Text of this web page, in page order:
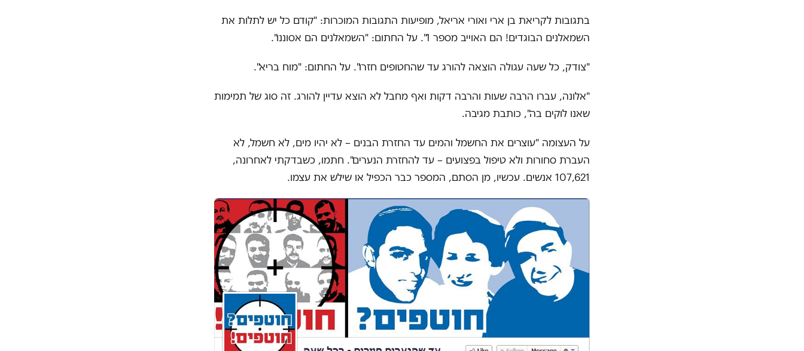
בתגובות לקריאת בן ארי ואורי אריאל, מופיעות התגובות המוכרות: "קודם כל יש לתלות את
השמאלנים הבוגדים! הם האוייב מספר 1". על החתום: "השמאלנים הם אסוננו".
"צודק, כל שעה עגולה הוצאה להורג עד שהחטופים חזרו". על החתום: "מוח בריא".
"אלונה, עברו הרבה שעות והרבה דקות ואף מחבל לא הוצא עדיין להורג. זה סוג של תמימות
שאנו לוקים בה", כותבת מגיבה.
על העצומה "עוצרים את החשמל והמים עד החזרת הבנים – לא יהיו מים, לא חשמל, לא
העברת סחורות ולא טיפול בפצועים – עד להחזרת הנערים". חתמו, כשבדקתי לאחרונה,
107,621 אנשים. עכשיו, מן הסתם, המספר כבר הכפיל או שילש את עצמו.